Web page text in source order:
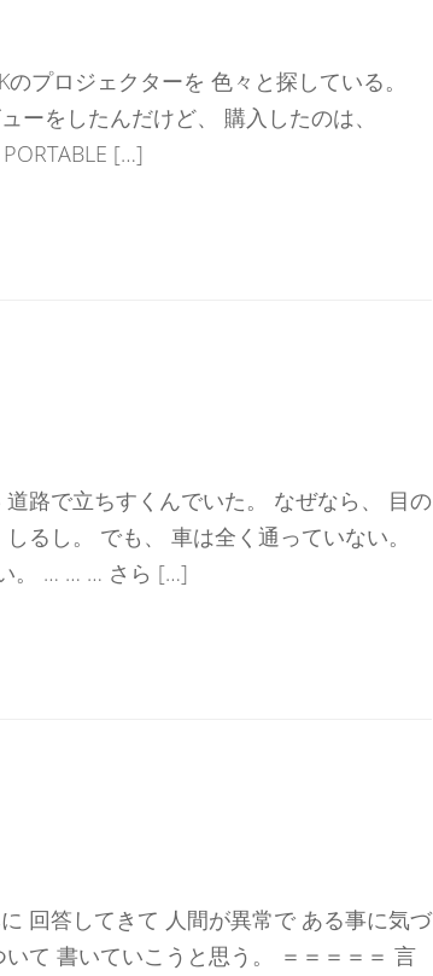
プロジェクターを 色々と探している。
ーをしたんだけど、 購入したのは、
[…]
路で立ちすくんでいた。 なぜなら、 目の
るし。 でも、 車は全く通っていない。
。 … … … さら […]
回答してきて 人間が異常で ある事に気づ
て 書いていこうと思う。 ＝＝＝＝＝ 言